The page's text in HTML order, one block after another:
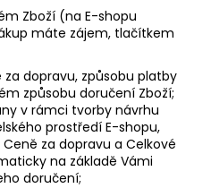
Zboží (na E-shopu
máte zájem, tlačítkem
dopravu, způsobu platby
způsobu doručení Zboží;
v rámci tvorby návrhu
prostředí E-shopu,
za dopravu a Celkové
na základě Vámi
doručení;